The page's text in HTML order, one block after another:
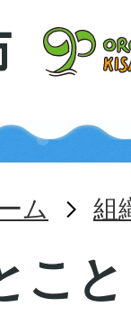
ム 組
こ